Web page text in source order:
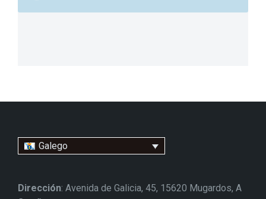
Galego
Dirección: Avenida de Galicia, 45, 15620 Mugardos, A